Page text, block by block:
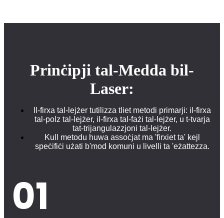
Prinċipji tal-Medda bil-
Laser:
Il-firxa tal-lejżer tutilizza tliet metodi primarji: il-firxa
tal-polz tal-lejżer, il-firxa tal-fażi tal-lejżer, u t-tvarja
tat-trijangulazzjoni tal-lejżer.
Kull metodu huwa assoċjat ma 'firxiet ta' kejl
speċifiċi użati b'mod komuni u livelli ta 'eżattezza.
01